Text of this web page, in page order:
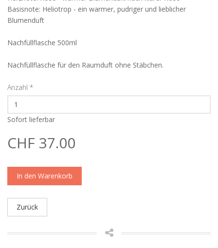
Basisnote: Heliotrop - ein warmer, pudriger und lieblicher
Blumenduft
Nachfüllflasche 500ml
Nachfüllflasche für den Raumduft ohne Stäbchen.
Anzahl *
Sofort lieferbar
CHF 37.00
In den Warenkorb
Zurück